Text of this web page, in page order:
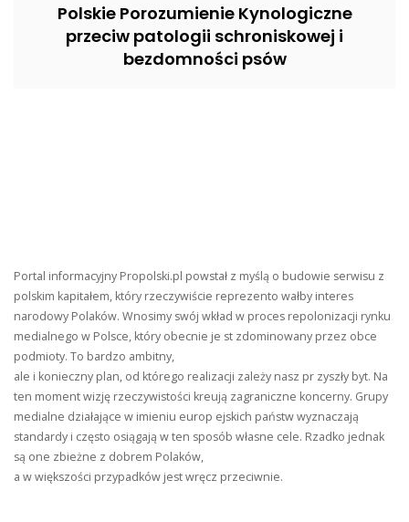
Polskie Porozumienie Kynologiczne
przeciw patologii schroniskowej i
bezdomności psów
Portal informacyjny Propolski.pl powstał z myślą o budowie serwisu z
polskim kapitałem, który rzeczywiście reprezento wałby interes
narodowy Polaków. Wnosimy swój wkład w proces repolonizacji rynku
medialnego w Polsce, który obecnie je st zdominowany przez obce
podmioty. To bardzo ambitny,
ale i konieczny plan, od którego realizacji zależy nasz pr zyszły byt. Na
ten moment wizję rzeczywistości kreują zagraniczne koncerny. Grupy
medialne działające w imieniu europ ejskich państw wyznaczają
standardy i często osiągają w ten sposób własne cele. Rzadko jednak
są one zbieżne z dobrem Polaków,
a w większości przypadków jest wręcz przeciwnie.